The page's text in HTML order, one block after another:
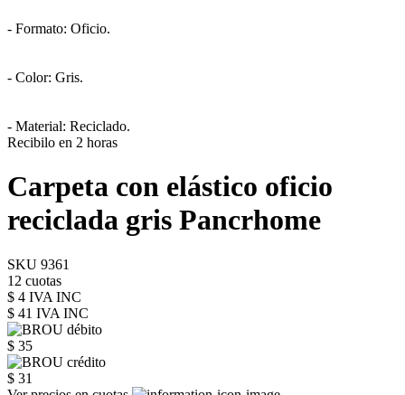
- Formato: Oficio.
- Color: Gris.
- Material: Reciclado.
Recibilo en 2 horas
Carpeta con elástico oficio
reciclada gris Pancrhome
SKU 9361
12 cuotas
$ 4 IVA INC
$ 41 IVA INC
$ 35
$ 31